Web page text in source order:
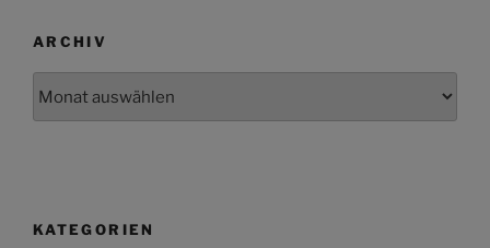
ARCHIV
KATEGORIEN